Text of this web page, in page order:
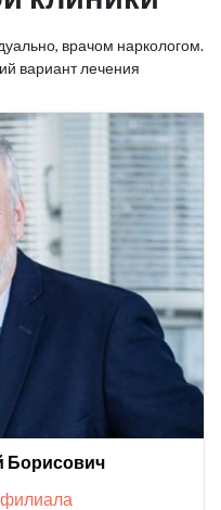
врачом наркологом.
вариант лечения
Борисович
филиала